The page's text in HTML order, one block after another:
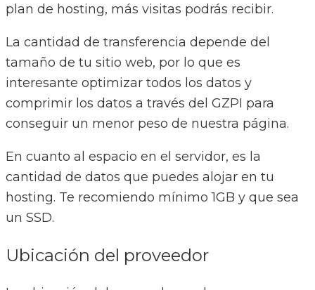
plan de hosting, más visitas podrás recibir.
La cantidad de transferencia depende del
tamaño de tu sitio web, por lo que es
interesante optimizar todos los datos y
comprimir los datos a través del GZPI para
conseguir un menor peso de nuestra página.
En cuanto al espacio en el servidor, es la
cantidad de datos que puedes alojar en tu
hosting. Te recomiendo mínimo 1GB y que sea
un SSD.
Ubicación del proveedor